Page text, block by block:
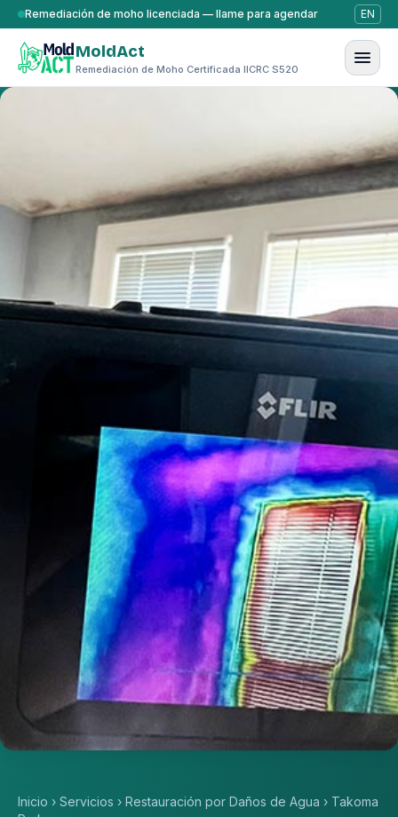
Saltar al contenido
Remediación de moho licenciada — llame para agendar EN
MoldAct
Remediación de Moho Certificada IICRC S520
Inicio › Servicios › Restauración por Daños de Agua › Takoma